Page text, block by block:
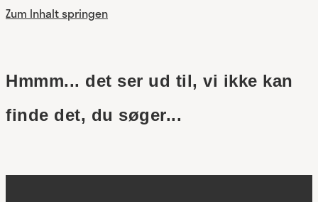
Zum Inhalt springen
Hmmm... det ser ud til, vi ikke kan
finde det, du søger...